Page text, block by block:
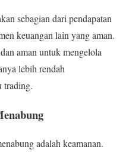
sebagian dari pendapatan
keuangan lain yang aman.
aman untuk mengelola
lebih rendah
trading.
adalah keamanan.